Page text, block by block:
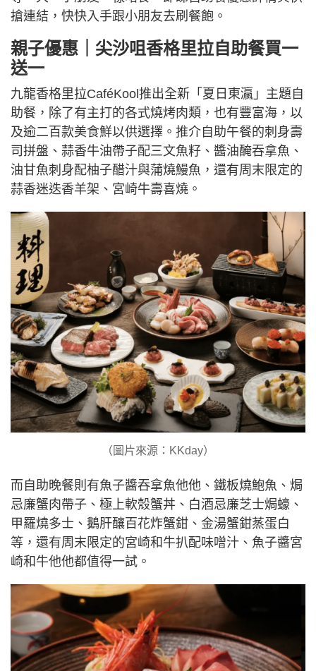
搶連結，快快入手跟小朋友去刷餐飽。
親子優惠｜尖沙咀香格里拉自助餐買一
送一
九龍香格里拉CaféKool推出全新「夏日東瀛」主題自
助餐，除了有主打的各式燒烤肉類，也有豐富海，以
及逾二百款美食鮮以供選擇。推介自助午餐的刺身壽
司拼盤、蒜香牛油帶子配三文魚籽、醬油醃吞拿魚、
油甘魚刺身配柚子醋汁與蒲燒鰻魚，還有周末限定的
蒜香迷迭香羊架、宮崎牛壽喜燒。
（圖片來源：KKday）
而自助晚餐則有魚子醬吞拿魚他他、鐵板燒鮑魚、焗
忌廉蟹肉帶子、極上軟殼蟹丼、白酒忌廉芝士焗蠔、
甲羅燒多士、鵝肝釀百花炸蟹鉗、金湯蟹鉗蒸蛋白
等，還有周末限定的宮崎和牛扒配味噌汁、魚子醬宮
崎和牛他他都值得一試。